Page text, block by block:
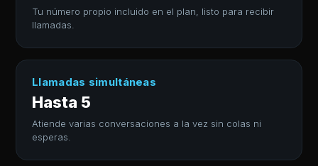
Tu número propio incluido en el plan, listo para recibir
llamadas.
Llamadas simultáneas
Hasta 5
Atiende varias conversaciones a la vez sin colas ni
esperas.